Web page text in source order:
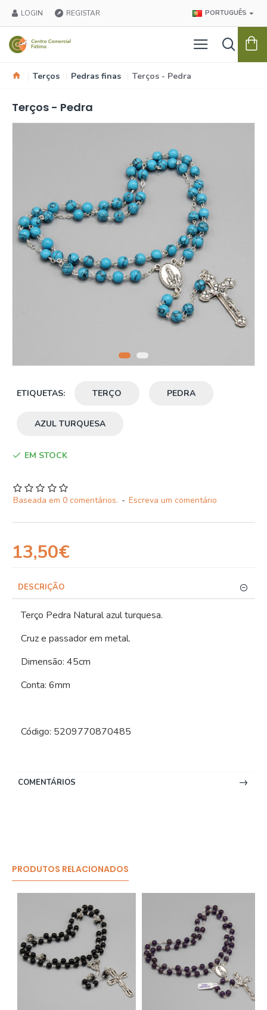
LOGIN REGISTAR PORTUGUÊS
Terços Pedras finas Terços - Pedra
Terços - Pedra
ETIQUETAS: TERÇO PEDRA
AZUL TURQUESA
EM STOCK
Baseada em 0 comentários. - Escreva um comentário
13,50€
DESCRIÇÃO
Terço Pedra Natural azul turquesa.
Cruz e passador em metal.
Dimensão: 45cm
Conta: 6mm
Código: 5209770870485
COMENTÁRIOS
PRODUTOS RELACIONADOS